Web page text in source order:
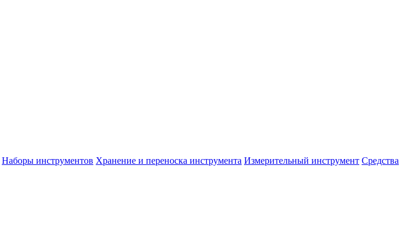
Наборы инструментов Хранение и переноска инструмента Измерительный инструмент Средства